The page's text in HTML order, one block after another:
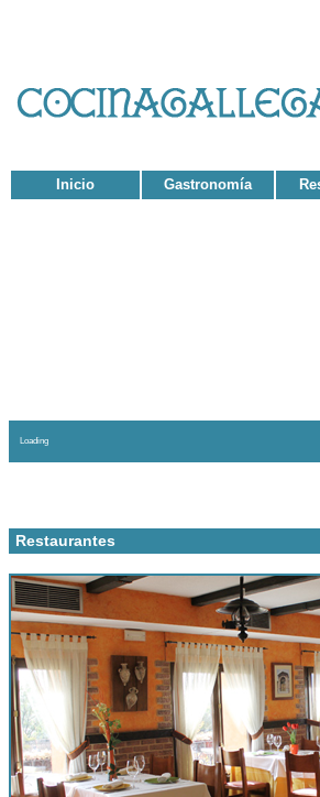
Inicio Gastronomía
Loading
Restaurantes